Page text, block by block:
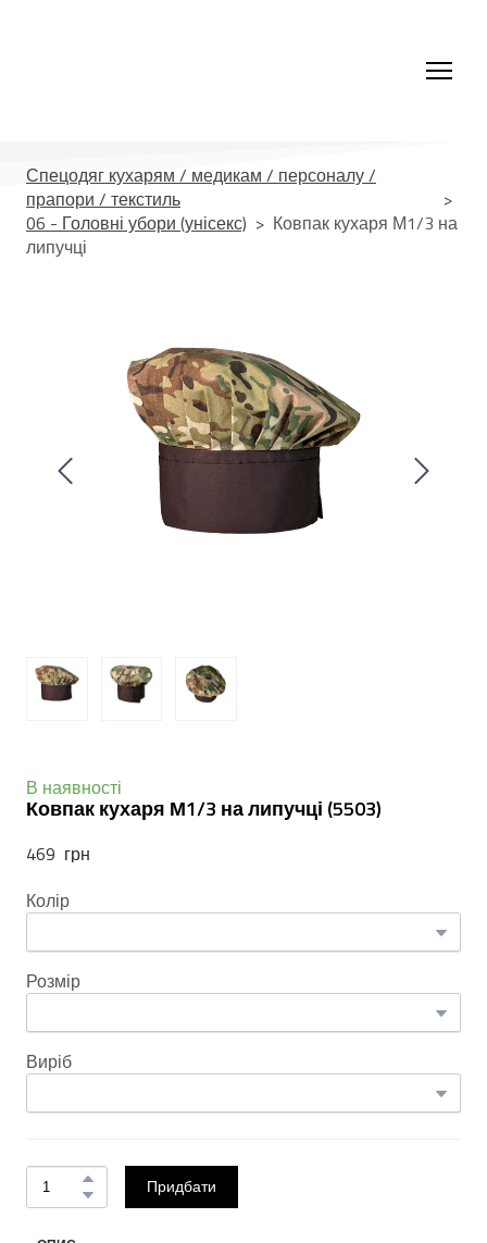
Спецодяг кухарям / медикам / персоналу /
прапори / текстиль
06 - Головні убори (унісекс)
Ковпак кухаря М1/3 на
липучці
В наявності
Ковпак кухаря М1/3 на липучці (5503)
469  грн
Колір
Розмір
Виріб
Придбати